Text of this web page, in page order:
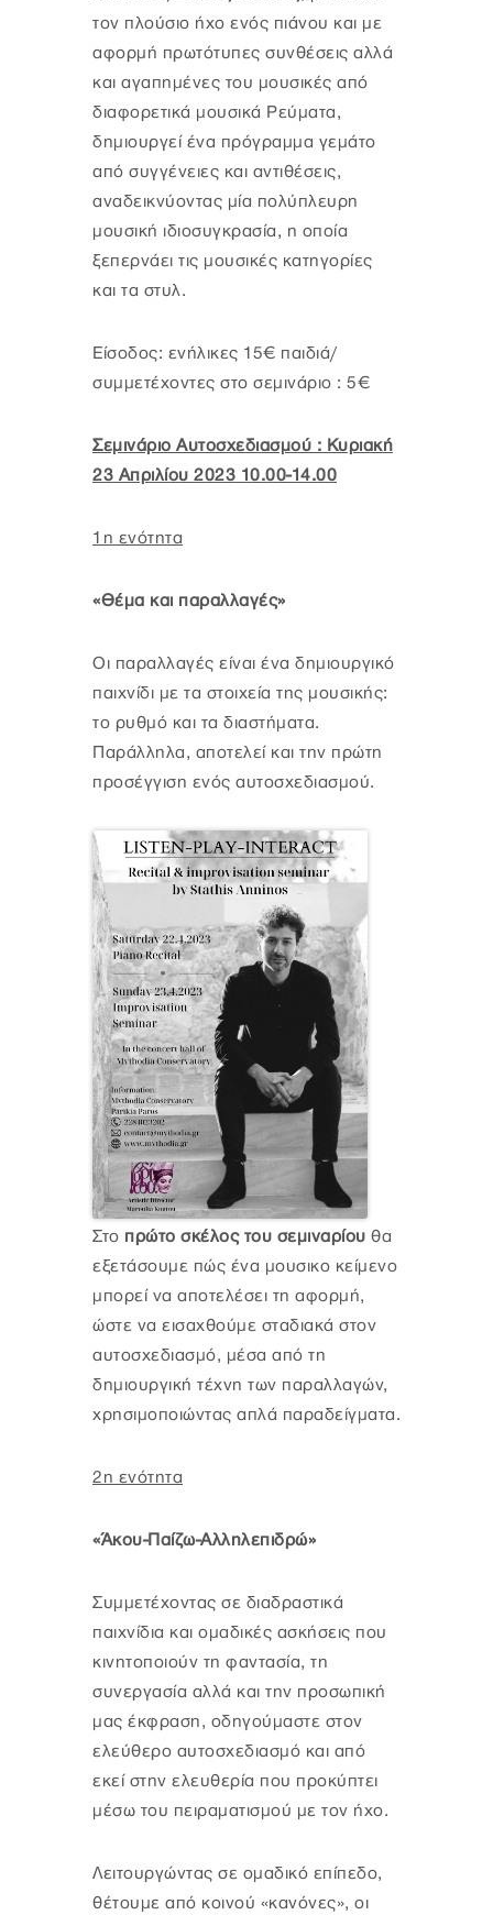
τον πλούσιο ήχο ενός πιάνου και με
αφορμή πρωτότυπες συνθέσεις αλλά
και αγαπημένες του μουσικές από
διαφορετικά μουσικά Ρεύματα,
δημιουργεί ένα πρόγραμμα γεμάτο
από συγγένειες και αντιθέσεις,
αναδεικνύοντας μία πολύπλευρη
μουσική ιδιοσυγκρασία, η οποία
ξεπερνάει τις μουσικές κατηγορίες
και τα στυλ.
Είσοδος: ενήλικες 15€ παιδιά/
συμμετέχοντες στο σεμινάριο : 5€
Σεμινάριο Αυτοσχεδιασμού : Κυριακή
23 Απριλίου 2023 10.00-14.00
1η ενότητα
«Θέμα και παραλλαγές»
Οι παραλλαγές είναι ένα δημιουργικό
παιχνίδι με τα στοιχεία της μουσικής:
το ρυθμό και τα διαστήματα.
Παράλληλα, αποτελεί και την πρώτη
προσέγγιση ενός αυτοσχεδιασμού.
Στο πρώτο σκέλος του σεμιναρίου θα
εξετάσουμε πώς ένα μουσικο κείμενο
μπορεί να αποτελέσει τη αφορμή,
ώστε να εισαχθούμε σταδιακά στον
αυτοσχεδιασμό, μέσα από τη
δημιουργική τέχνη των παραλλαγών,
χρησιμοποιώντας απλά παραδείγματα.
2η ενότητα
«Άκου-Παίζω-Αλληλεπιδρώ»
Συμμετέχοντας σε διαδραστικά
παιχνίδια και ομαδικές ασκήσεις που
κινητοποιούν τη φαντασία, τη
συνεργασία αλλά και την προσωπική
μας έκφραση, οδηγούμαστε στον
ελεύθερο αυτοσχεδιασμό και από
εκεί στην ελευθερία που προκύπτει
μέσω του πειραματισμού με τον ήχο.
Λειτουργώντας σε ομαδικό επίπεδο,
θέτουμε από κοινού «κανόνες», οι